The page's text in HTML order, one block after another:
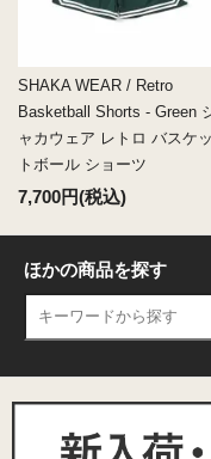
SHAKA WEAR / Retro
Basketball Shorts - Green
ャカウェア レトロ バスケッ
トボール ショーツ
7,700円(税込)
ほかの商品を探す